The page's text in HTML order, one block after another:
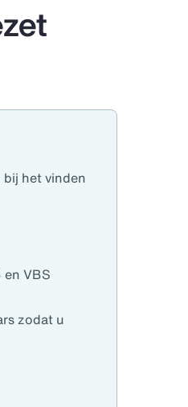
bij het vinden
VBS
zodat u